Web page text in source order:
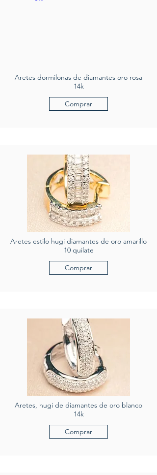
Aretes dormilonas de diamantes oro rosa
14k
Comprar
Aretes estilo hugi diamantes de oro amarillo
10 quilate
Comprar
Aretes, hugi de diamantes de oro blanco
14k
Comprar